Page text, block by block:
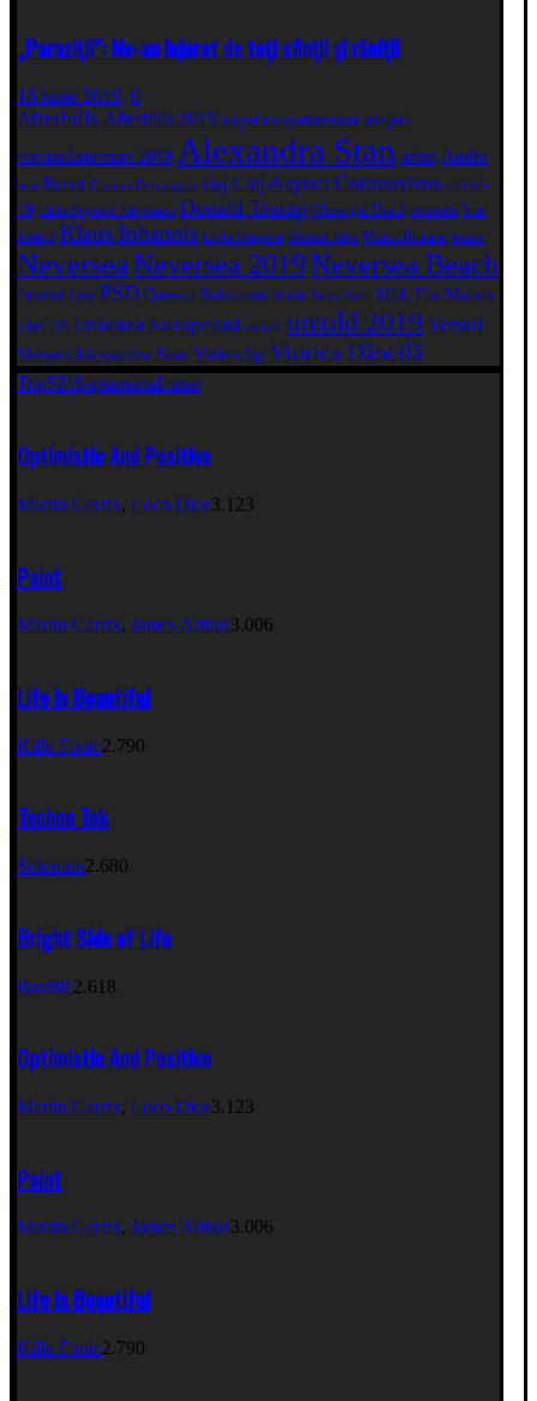
„Paraziţii”: Ne-au înjurat de toţi sfinţii şi răniţii
18 iunie 2019, 0
Afterhills Afterhills 2019 alegeri europarlamentare alegeri
europarlamentare 2019 Alexandra Stan artist Audio
best Brexit Camera Deputaţilor cluj Cluj-Napoca Coronavirus covid-
19 Călin Popescu Tăriceanu Donald Trump Gheorghe Dincă Iohannis Iran
Jessie J Klaus Iohannis Liviu Dragnea Manuel Riva Marea Britanie music
NeverseaNeversea 2019Neversea Beach
Paraziții Poze PSD Qassem Soleimani Rusia Steve Aoki SUA The Motans
Uber UE Uniunea Europeană untold untold 2019 Versuri
Versuri Alexandra Stan Videoclip Viorica Dăncilă
Top5ZiSaptamanaLunar
Optimistic And Positive
Martin Garrix, Loco Dice3.123
Paint
Martin Garrix, James Arthur3.006
Life Is Beautiful
Killa Fonic2.790
Techno Tek
Solomun2.680
Bright Side of Life
Bastille2.618
Optimistic And Positive
Martin Garrix, Loco Dice3.123
Paint
Martin Garrix, James Arthur3.006
Life Is Beautiful
Killa Fonic2.790